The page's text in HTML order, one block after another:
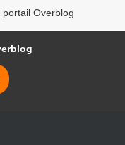
Overblog